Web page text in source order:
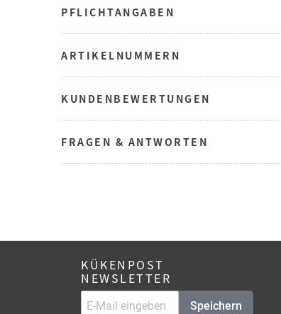
PFLICHTANGABEN
ARTIKELNUMMERN
KUNDENBEWERTUNGEN
FRAGEN & ANTWORTEN
KÜKENPOST
NEWSLETTER
Speichern